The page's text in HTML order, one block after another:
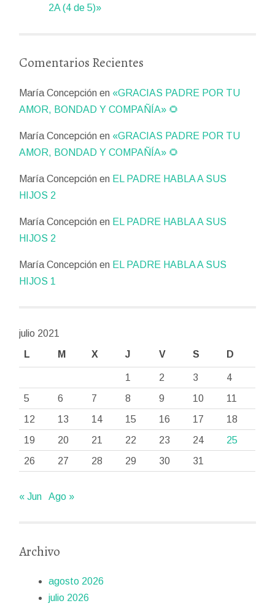
2A (4 de 5)»
Comentarios Recientes
María Concepción en «GRACIAS PADRE POR TU
AMOR, BONDAD Y COMPAÑÍA» 🌻
María Concepción en «GRACIAS PADRE POR TU
AMOR, BONDAD Y COMPAÑÍA» 🌻
María Concepción en EL PADRE HABLA A SUS
HIJOS 2
María Concepción en EL PADRE HABLA A SUS
HIJOS 2
María Concepción en EL PADRE HABLA A SUS
HIJOS 1
julio 2021
L
M X J V S D
1 2 3
4
5
6 7 8 9 10
11
12
13 14 15 16 17
18
19
20 21 22 23 24
25
26
27 28 29 30 31
« Jun Ago »
Archivo
agosto 2026
julio 2026